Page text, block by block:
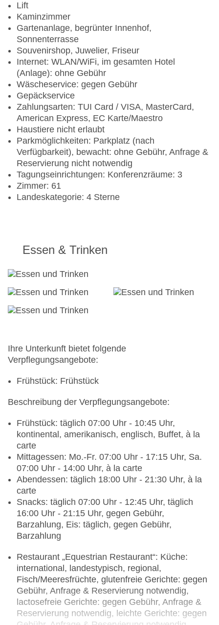
Lift
Kaminzimmer
Gartenanlage, begrünter Innenhof,
Sonnenterrasse
Souvenirshop, Juwelier, Friseur
Internet: WLAN/WiFi, im gesamten Hotel
(Anlage): ohne Gebühr
Wäscheservice: gegen Gebühr
Gepäckservice
Zahlungsarten: TUI Card / VISA, MasterCard,
American Express, EC Karte/Maestro
Haustiere nicht erlaubt
Parkmöglichkeiten: Parkplatz (nach
Verfügbarkeit), bewacht: ohne Gebühr, Anfrage &
Reservierung nicht notwendig
Tagungseinrichtungen: Konferenzräume: 3
Zimmer: 61
Landeskategorie: 4 Sterne
Essen & Trinken
Ihre Unterkunft bietet folgende
Verpflegungsangebote:
Frühstück: Frühstück
Beschreibung der Verpflegungsangebote:
Frühstück: täglich 07:00 Uhr - 10:45 Uhr,
kontinental, amerikanisch, englisch, Buffet, à la
carte
Mittagessen: Mo.-Fr. 07:00 Uhr - 17:15 Uhr, Sa.
07:00 Uhr - 14:00 Uhr, à la carte
Abendessen: täglich 18:00 Uhr - 21:30 Uhr, à la
carte
Snacks: täglich 07:00 Uhr - 12:45 Uhr, täglich
16:00 Uhr - 21:15 Uhr, gegen Gebühr,
Barzahlung, Eis: täglich, gegen Gebühr,
Barzahlung
Restaurant „Equestrian Restaurant“: Küche:
international, landestypisch, regional,
Fisch/Meeresfrüchte, glutenfreie Gerichte: gegen
Gebühr, Anfrage & Reservierung notwendig,
lactosefreie Gerichte: gegen Gebühr, Anfrage &
Reservierung notwendig, leichte Gerichte: gegen